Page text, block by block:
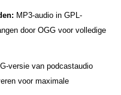
MP3-audio in GPL-
door OGG voor volledige
versie van podcastaudio
voor maximale